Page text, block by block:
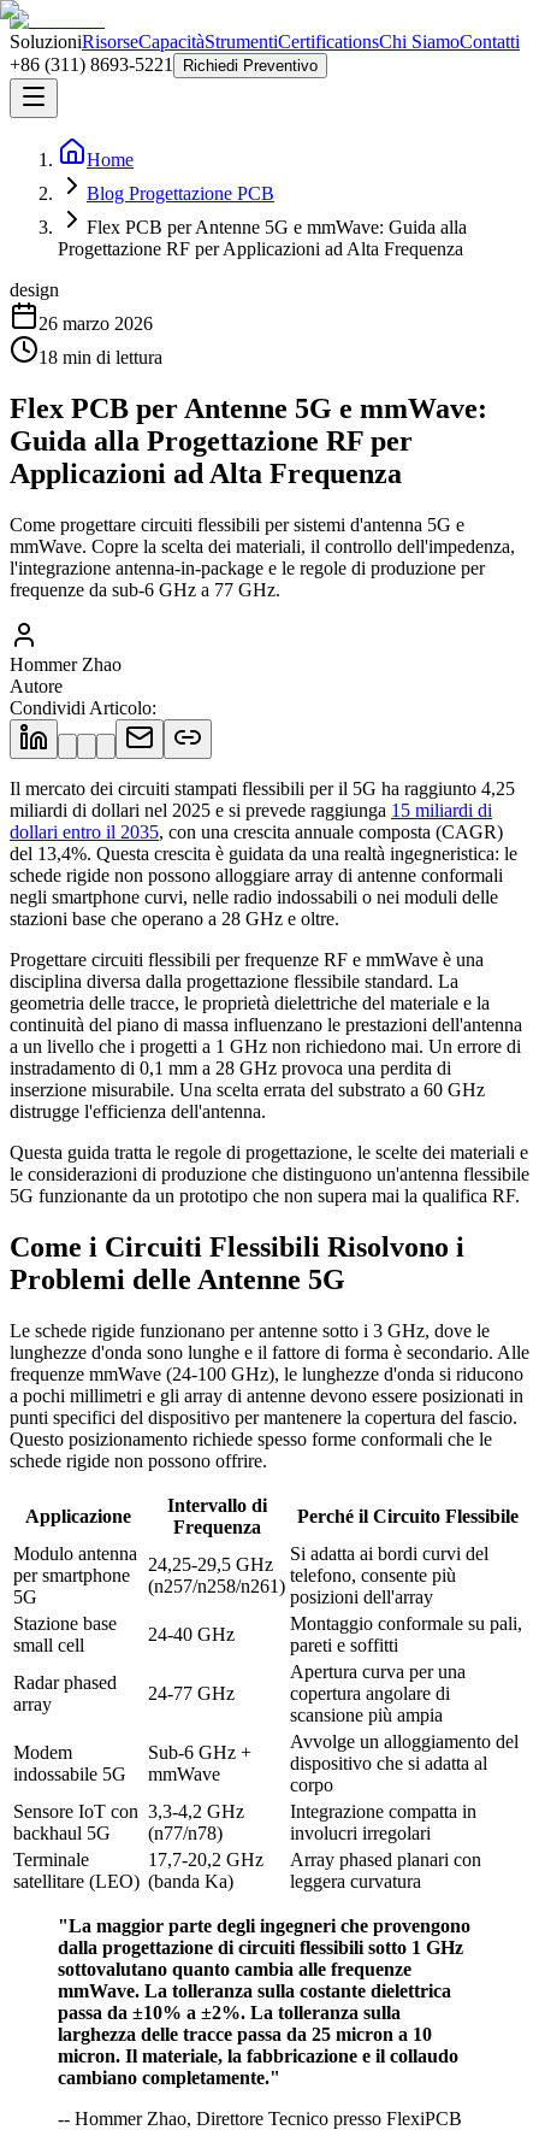
SoluzioniRisorseCapacitàStrumentiCertificationsChi SiamoContatti
+86 (311) 8693-5221
Richiedi Preventivo
Home
Blog Progettazione PCB
Flex PCB per Antenne 5G e mmWave: Guida alla
Progettazione RF per Applicazioni ad Alta Frequenza
design
26 marzo 2026
18 min di lettura
Flex PCB per Antenne 5G e mmWave:
Guida alla Progettazione RF per
Applicazioni ad Alta Frequenza
Come progettare circuiti flessibili per sistemi d'antenna 5G e
mmWave. Copre la scelta dei materiali, il controllo dell'impedenza,
l'integrazione antenna-in-package e le regole di produzione per
frequenze da sub-6 GHz a 77 GHz.
Hommer Zhao
Autore
Condividi Articolo:
Il mercato dei circuiti stampati flessibili per il 5G ha raggiunto 4,25
miliardi di dollari nel 2025 e si prevede raggiunga 15 miliardi di
dollari entro il 2035, con una crescita annuale composta (CAGR)
del 13,4%. Questa crescita è guidata da una realtà ingegneristica: le
schede rigide non possono alloggiare array di antenne conformali
negli smartphone curvi, nelle radio indossabili o nei moduli delle
stazioni base che operano a 28 GHz e oltre.
Progettare circuiti flessibili per frequenze RF e mmWave è una
disciplina diversa dalla progettazione flessibile standard. La
geometria delle tracce, le proprietà dielettriche del materiale e la
continuità del piano di massa influenzano le prestazioni dell'antenna
a un livello che i progetti a 1 GHz non richiedono mai. Un errore di
instradamento di 0,1 mm a 28 GHz provoca una perdita di
inserzione misurabile. Una scelta errata del substrato a 60 GHz
distrugge l'efficienza dell'antenna.
Questa guida tratta le regole di progettazione, le scelte dei materiali e
le considerazioni di produzione che distinguono un'antenna flessibile
5G funzionante da un prototipo che non supera mai la qualifica RF.
Come i Circuiti Flessibili Risolvono i
Problemi delle Antenne 5G
Le schede rigide funzionano per antenne sotto i 3 GHz, dove le
lunghezze d'onda sono lunghe e il fattore di forma è secondario. Alle
frequenze mmWave (24-100 GHz), le lunghezze d'onda si riducono
a pochi millimetri e gli array di antenne devono essere posizionati in
punti specifici del dispositivo per mantenere la copertura del fascio.
Questo posizionamento richiede spesso forme conformali che le
schede rigide non possono offrire.
Applicazione
Intervallo di
Frequenza
Perché il Circuito Flessibile
Modulo antenna
per smartphone
5G
24,25-29,5 GHz
(n257/n258/n261)
Si adatta ai bordi curvi del
telefono, consente più
posizioni dell'array
Stazione base
small cell
24-40 GHz
Montaggio conformale su pali,
pareti e soffitti
Radar phased
array
24-77 GHz
Apertura curva per una
copertura angolare di
scansione più ampia
Modem
indossabile 5G
Sub-6 GHz +
mmWave
Avvolge un alloggiamento del
dispositivo che si adatta al
corpo
Sensore IoT con
backhaul 5G
3,3-4,2 GHz
(n77/n78)
Integrazione compatta in
involucri irregolari
Terminale
satellitare (LEO)
17,7-20,2 GHz
(banda Ka)
Array phased planari con
leggera curvatura
"La maggior parte degli ingegneri che provengono
dalla progettazione di circuiti flessibili sotto 1 GHz
sottovalutano quanto cambia alle frequenze
mmWave. La tolleranza sulla costante dielettrica
passa da ±10% a ±2%. La tolleranza sulla
larghezza delle tracce passa da 25 micron a 10
micron. Il materiale, la fabbricazione e il collaudo
cambiano completamente."
-- Hommer Zhao, Direttore Tecnico presso FlexiPCB